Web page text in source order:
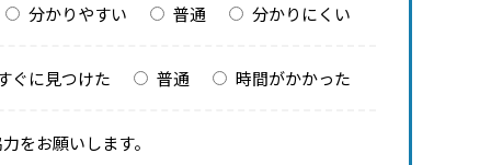
分かりやすい 普通 分かりにくい
ぐに見つけた 普通 時間がかかった
をお願いします。